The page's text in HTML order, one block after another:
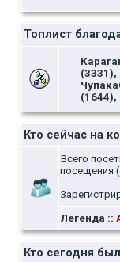
Топлист
(3331),
(1644),
Кто сейчас на
Всего
посещения (
Легенда ::
Кто сегодня